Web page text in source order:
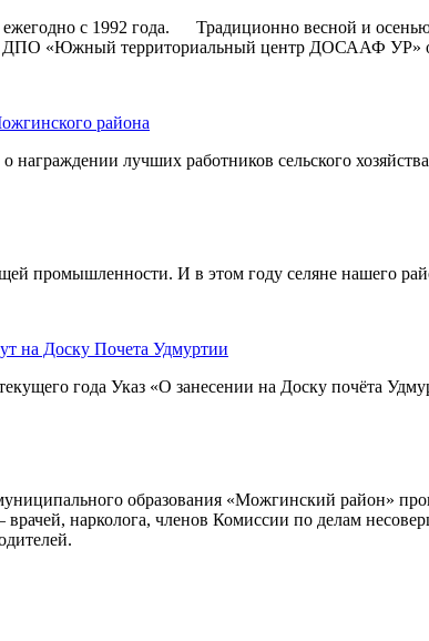
ежегодно с 1992 года. Традиционно весной и
ДПО «Южный территориальный центр ДОСААФ УР»
района
лучших работников сельского
промышленности. И в этом году селяне нашего
на Доску Почета Удмуртии
года Указ «О занесении на Доску почёта
образования «Можгинский район»
нарколога, членов Комиссии по делам